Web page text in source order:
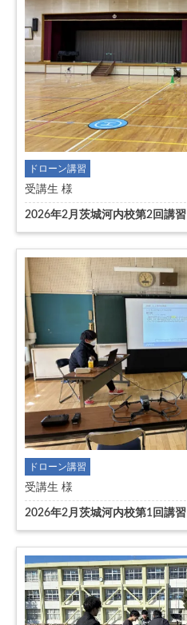
ドローン講習
受講生 様
2026年2月茨城河内校第2回講習
ドローン講習
受講生 様
2026年2月茨城河内校第1回講習